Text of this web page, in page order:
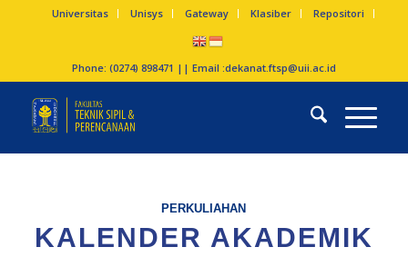
Universitas Unisys Gateway Klasiber Repositori
Phone: (0274) 898471 || Email :dekanat.ftsp@uii.ac.id
PERKULIAHAN
KALENDER AKADEMIK